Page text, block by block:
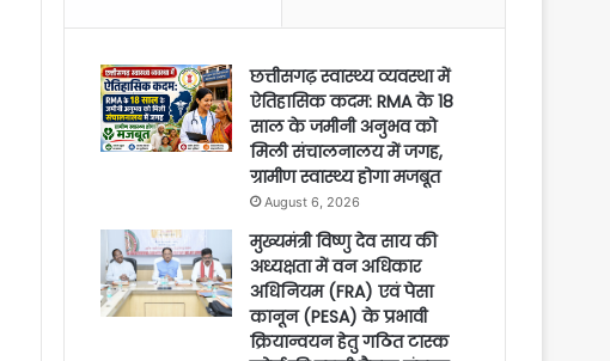
छत्तीसगढ़ स्वास्थ्य व्यवस्था में
ऐतिहासिक कदम: RMA के 18
साल के जमीनी अनुभव को
मिली संचालनालय में जगह,
ग्रामीण स्वास्थ्य होगा मजबूत
August 6, 2026
मुख्यमंत्री विष्णु देव साय की
अध्यक्षता में वन अधिकार
अधिनियम (FRA) एवं पेसा
कानून (PESA) के प्रभावी
क्रियान्वयन हेतु गठित टास्क